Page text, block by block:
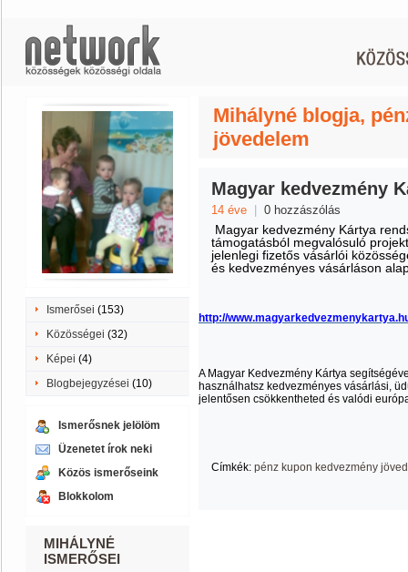
Ismerősei (153)
Közösségei (32)
Képei (4)
Blogbejegyzései (10)
Ismerősnek jelölöm
Üzenetet írok neki
Közös ismerőseink
Blokkolom
MIHÁLYNÉ
ISMERŐSEI
Mihályné blogja,
jövedelem
Magyar kedvezmény
14 éve 0 hozzászólás
Magyar kedvezmény Kártya
támogatásból megvalósuló
jelenlegi fizetős vásárlói
és kedvezményes vásárláson
http://
A Magyar Kedvezmény Kártya
használhatsz kedvezményes vásárlási,
jelentősen csökkentheted és valódi
Címkék: pénz kupon kedvezmény